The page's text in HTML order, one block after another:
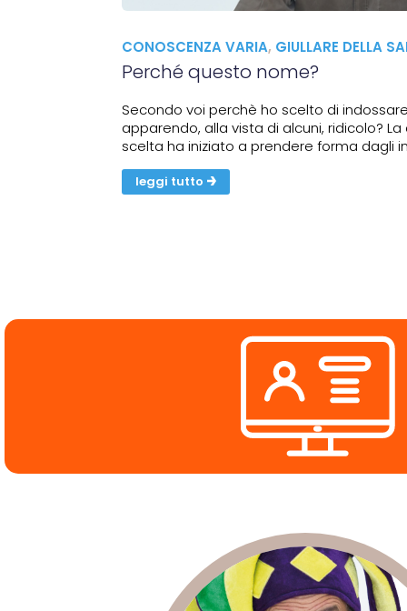
Perché questo nome?
CONOSCENZA VARIA, GIULLARE DELLA
Secondo voi perchè ho scelto di
apparendo, alla vista di alcuni, ridicolo?
scelta ha iniziato a prendere forma dagli
leggi tutto